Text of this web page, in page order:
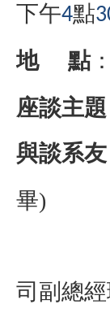
下午4點
地
點
座談主題
與談系
畢)
司副總